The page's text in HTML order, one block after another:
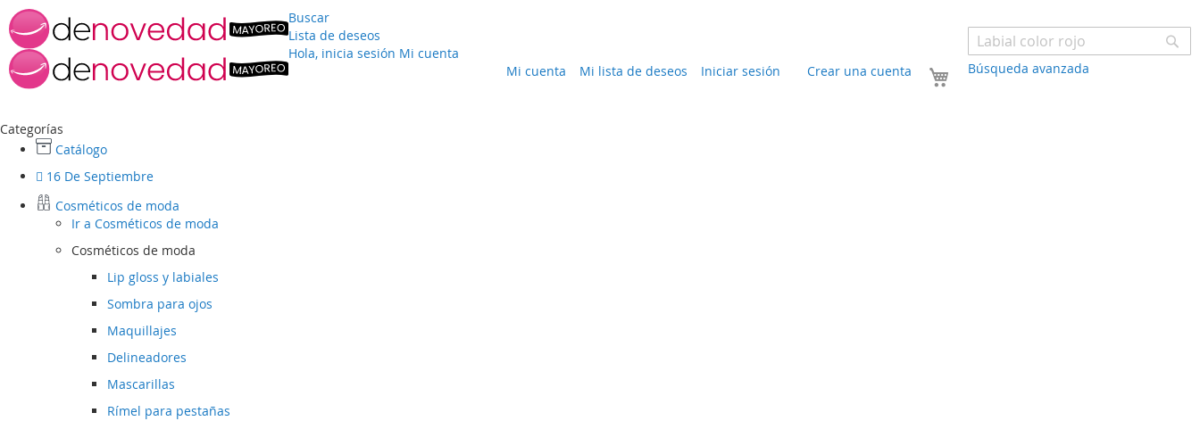
Buscar
Búsqueda avanzada
Lista de deseos
Hola, inicia sesión Mi cuenta
Mi carrito
Mi cuenta Mi lista de deseos Iniciar sesión Crear una cuenta
Categorías
Catálogo
16 De Septiembre
Cosméticos de moda
Ir a Cosméticos de moda
Cosméticos de moda
Lip gloss y labiales
Sombra para ojos
Maquillajes
Delineadores
Mascarillas
Rímel para pestañas